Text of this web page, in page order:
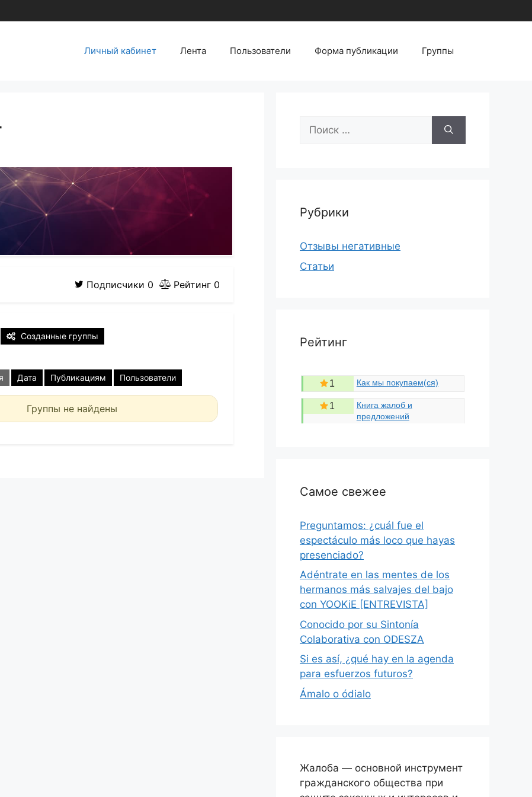
Личный кабинет Лента Пользователи Форма публикации Группы
Подписчики 0 Рейтинг 0
Созданные группы
Дата Публикациям Пользователи
Группы не найдены
Поиск:
Рубрики
Отзывы негативные
Статьи
Рейтинг
1 Как мы покупаем(ся)
1
Книга жалоб и
предложений
Самое свежее
Preguntamos: ¿cuál fue el
espectáculo más loco que hayas
presenciado?
Adéntrate en las mentes de los
hermanos más salvajes del bajo
con YOOKiE [ENTREVISTA]
Conocido por su Sintonía
Colaborativa con ODESZA
Si es así, ¿qué hay en la agenda
para esfuerzos futuros?
Ámalo o ódialo
Жалоба — основной инструмент
гражданского общества при